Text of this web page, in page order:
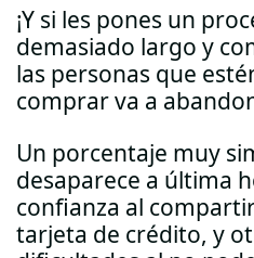
¡Y si les pones un
demasiado largo y
las personas que
comprar va a
Un porcentaje muy
desaparece a última
confianza al
tarjeta de crédito, y